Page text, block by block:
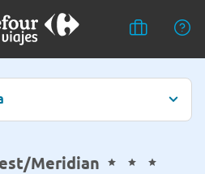
Meridian